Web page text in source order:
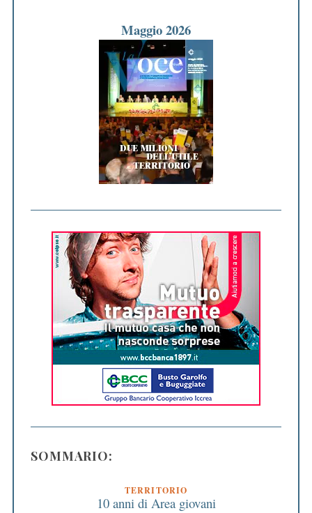
Maggio 2026
SOMMARIO:
TERRITORIO
10 anni di Area giovani